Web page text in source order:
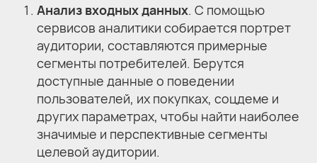
Анализ входных данных. С помощью
сервисов аналитики собирается портрет
аудитории, составляются примерные
сегменты потребителей. Берутся
доступные данные о поведении
пользователей, их покупках, соцдеме и
других параметрах, чтобы найти наиболее
значимые и перспективные сегменты
целевой аудитории.